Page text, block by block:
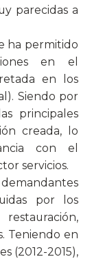
parecidas a
ha permitido
en el
en los
Siendo por
principales
creada, lo
con el
servicios.
por los
Teniendo en
(2012-2015),